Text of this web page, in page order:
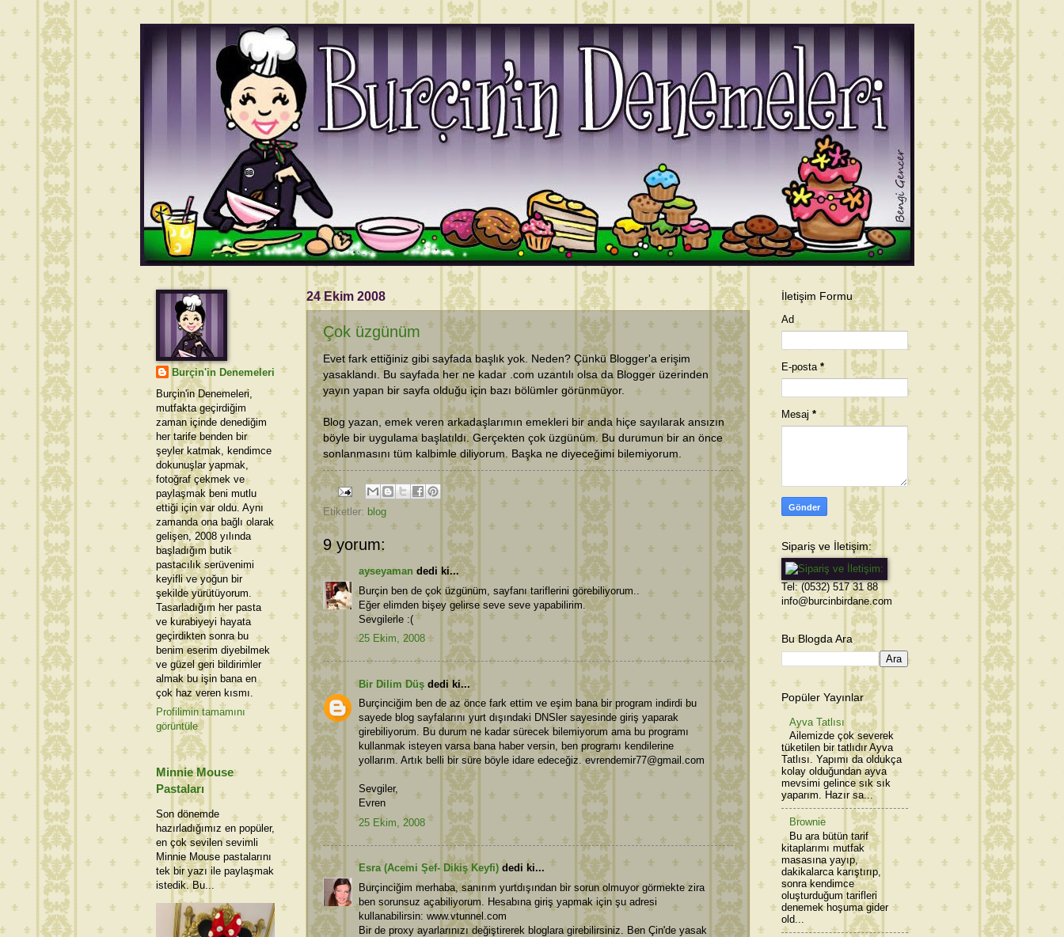
24 Ekim 2008
Çok üzgünüm
Evet fark ettiğiniz gibi sayfada başlık yok. Neden? Çünkü Blogger'a erişim
yasaklandı. Bu sayfada her ne kadar .com uzantılı olsa da Blogger üzerinden
yayın yapan bir sayfa olduğu için bazı bölümler görünmüyor.
Blog yazan, emek veren arkadaşlarımın emekleri bir anda hiçe sayılarak ansızın
böyle bir uygulama başlatıldı. Gerçekten çok üzgünüm. Bu durumun bir an önce
sonlanmasını tüm kalbimle diliyorum. Başka ne diyeceğimi bilemiyorum.
Etiketler: blog
9 yorum:
ayseyaman dedi ki...
Burçin ben de çok üzgünüm, sayfanı tariflerini görebiliyorum..
Eğer elimden bişey gelirse seve seve yapabilirim.
Sevgilerle :(
25 Ekim, 2008
Bir Dilim Düş dedi ki...
Burçinciğim ben de az önce fark ettim ve eşim bana bir program indirdi bu
sayede blog sayfalarını yurt dışındaki DNSler sayesinde giriş yaparak
girebiliyorum. Bu durum ne kadar sürecek bilemiyorum ama bu programı
kullanmak isteyen varsa bana haber versin, ben programı kendilerine
yollarım. Artık belli bir süre böyle idare edeceğiz. evrendemir77@gmail.com
Sevgiler,
Evren
25 Ekim, 2008
Esra (Acemi Şef- Dikiş Keyfi) dedi ki...
Burçinciğim merhaba, sanırım yurtdışından bir sorun olmuyor görmekte zira
ben sorunsuz açabiliyorum. Hesabına giriş yapmak için şu adresi
kullanabilirsin: www.vtunnel.com
Bir de proxy ayarlarınızı değiştirerek bloglara girebilirsiniz. Ben Çin'de yasak
Burçin'in Denemeleri
Burçin'in Denemeleri,
mutfakta geçirdiğim
zaman içinde denediğim
her tarife benden bir
şeyler katmak, kendimce
dokunuşlar yapmak,
fotoğraf çekmek ve
paylaşmak beni mutlu
ettiği için var oldu. Aynı
zamanda ona bağlı olarak
gelişen, 2008 yılında
başladığım butik
pastacılık serüvenimi
keyifli ve yoğun bir
şekilde yürütüyorum.
Tasarladığım her pasta
ve kurabiyeyi hayata
geçirdikten sonra bu
benim eserim diyebilmek
ve güzel geri bildirimler
almak bu işin bana en
çok haz veren kısmı.
Profilimin tamamını
görüntüle
Minnie Mouse
Pastaları
Son dönemde
hazırladığımız en popüler,
en çok sevilen sevimli
Minnie Mouse pastalarını
tek bir yazı ile paylaşmak
istedik. Bu...
İletişim Formu
Ad
E-posta*
Mesaj *
Sipariş ve İletişim:
Tel: (0532) 517 31 88
info@burcinbirdane.com
Bu Blogda Ara
Popüler Yayınlar
Ayva Tatlısı
Ailemizde çok severek
tüketilen bir tatlıdır Ayva
Tatlısı. Yapımı da oldukça
kolay olduğundan ayva
mevsimi gelince sık sık
yaparım. Hazır sa...
Brownie
Bu ara bütün tarif
kitaplarımı mutfak
masasına yayıp,
dakikalarca karıştırıp,
sonra kendimce
oluşturduğum tarifleri
denemek hoşuma gider
old...